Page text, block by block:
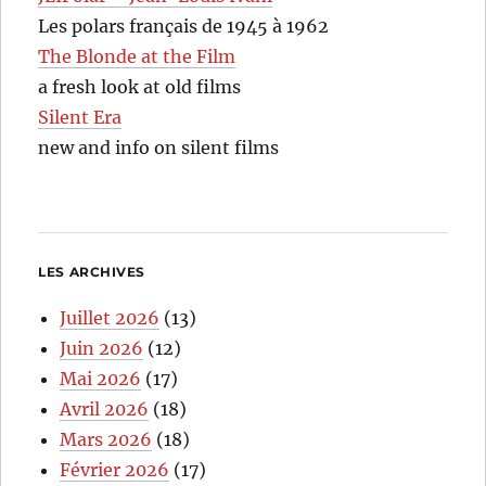
Les polars français de 1945 à 1962
The Blonde at the Film
a fresh look at old films
Silent Era
new and info on silent films
LES ARCHIVES
Juillet 2026 (13)
Juin 2026 (12)
Mai 2026 (17)
Avril 2026 (18)
Mars 2026 (18)
Février 2026 (17)